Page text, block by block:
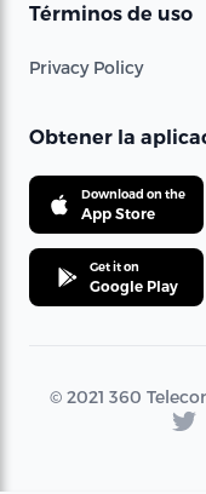
Términos de uso
Privacy Policy
Obtener la
Download on the
App Store
Get it on
Google Play
© 2021 360